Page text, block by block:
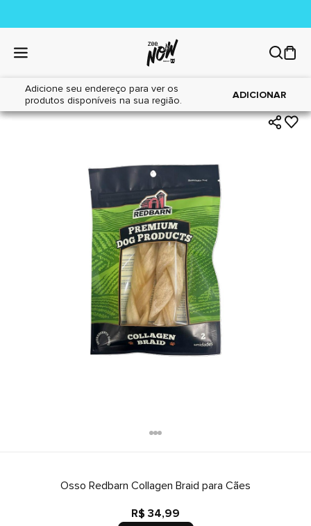
Adicione seu endereço para ver os
produtos disponíveis na sua região.
ADICIONAR
Home|Cães|Petiscos
Osso Redbarn Collagen Braid para Cães
R$ 34,99